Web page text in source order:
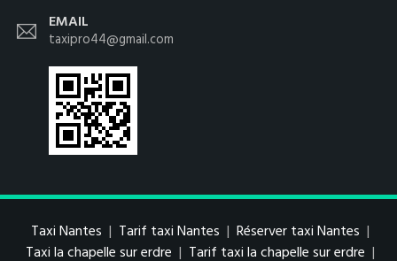
EMAIL
taxipro44@gmail.com
Taxi Nantes | Tarif taxi Nantes | Réserver taxi Nantes |
Taxi la chapelle sur erdre | Tarif taxi la chapelle sur erdre |